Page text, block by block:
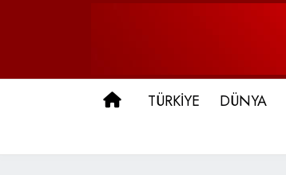
ANA SAYFA
TÜRKİYE DÜNYA